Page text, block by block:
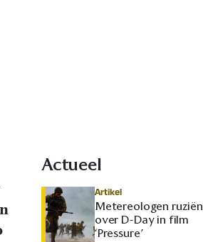
Actueel
Artikel
Metereologen ruziën
over D-Day in film
‘Pressure’